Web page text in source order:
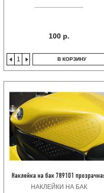
100 р.
В КОРЗИНУ
Наклейка на бак 789101
НАКЛЕЙКИ НА БАК